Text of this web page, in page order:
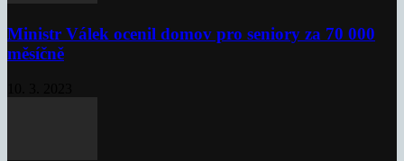
Ministr Válek ocenil domov pro seniory za 70 000
měsíčně